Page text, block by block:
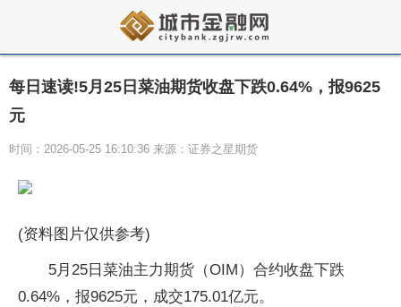
每日速读!5月25日菜油期货收盘下跌0.64%，报9625
元
时间：2026-05-25 16:10:36 来源：证券之星期货
(资料图片仅供参考)
5月25日菜油主力期货（OIM）合约收盘下跌
0.64%，报9625元，成交175.01亿元。